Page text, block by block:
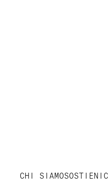
CHI SIAMO